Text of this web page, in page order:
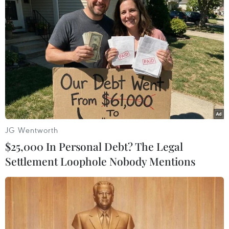
tổ chức chặng đua F1./.
JG Wentworth
$25,000 In Personal Debt? The Legal
Settlement Loophole Nobody Mentions